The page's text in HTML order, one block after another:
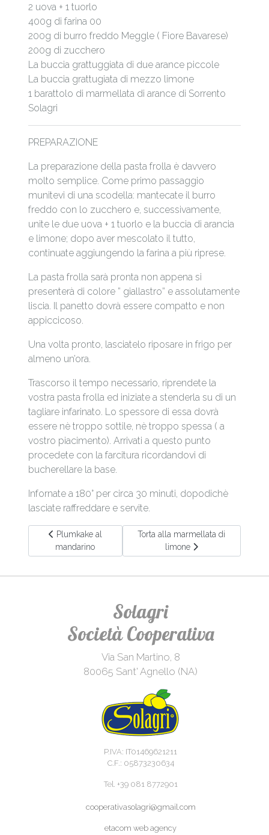
2 uova + 1 tuorlo
400g di farina 00
200g di burro freddo Meggle ( Fiore Bavarese)
200g di zucchero
La buccia grattuggiata di due arance piccole
La buccia grattugiata di mezzo limone
1 barattolo di marmellata di arance di Sorrento
Solagri
PREPARAZIONE
La preparazione della pasta frolla è davvero
molto semplice. Come primo passaggio
munitevi di una scodella: mantecate il burro
freddo con lo zucchero e, successivamente,
unite le due uova + 1 tuorlo e la buccia di arancia
e limone; dopo aver mescolato il tutto,
continuate aggiungendo la farina a più riprese.
La pasta frolla sarà pronta non appena si
presenterà di colore ” giallastro” e assolutamente
liscia. Il panetto dovrà essere compatto e non
appiccicoso.
Una volta pronto, lasciatelo riposare in frigo per
almeno un’ora.
Trascorso il tempo necessario, riprendete la
vostra pasta frolla ed iniziate a stenderla su di un
tagliare infarinato. Lo spessore di essa dovrà
essere nè troppo sottile, nè troppo spessa ( a
vostro piacimento). Arrivati a questo punto
procedete con la farcitura ricordandovi di
bucherellare la base.
Infornate a 180° per circa 30 minuti, dopodichè
lasciate raffreddare e servite.
Articolo precedente: Plumkake al mandarino
Plumkake al
mandarino
Articolo successivo: Torta alla
Torta alla marmellata di
limone
Solagri
Società Cooperativa
Via San Martino, 8
80065 Sant' Agnello (NA)
P.IVA: IT01469621211
C.F.: 05873230634
Tel. +39 081 8772901
cooperativasolagri@gmail.com
etacom web agency